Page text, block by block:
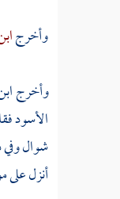
وأخرج
وأخرج
الأسود
شوال
أنزل على